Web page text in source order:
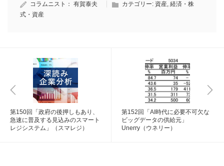
コラムニスト： 有賀泰夫 カテゴリー: 資産, 経済・株
式・資産
第150回「政府の後押しもあり、
急速に普及する見込みのスマート
レジシステム」（スマレジ）
第152回「AI時代に必要不可欠な
ビッグデータの供給元」
Unerry（ウネリー）